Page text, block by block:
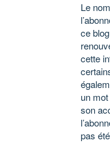
Le
ce
cette
un
son
pas